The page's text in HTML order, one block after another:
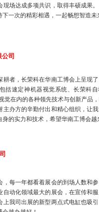
现场达成多项共识，取得丰硕成果
一次的精彩相遇，一起畅想智造未
司
耕者，长荣科在华南工博会上呈现
括速定神机器视觉系统、长荣科
觉在内的各种领先技术与创新产品
主办方的辛勤付出和精心组织，让
的实力和技术，希望华南工博会越
，每一年都看着展会的到场人数和
自动化领域最大的展会，在宣传和
上我司出展的新型两点式电缸也吸